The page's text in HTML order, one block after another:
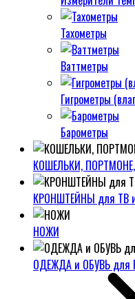
Тахометры
Ваттметры
Гигрометры
Барометры
КОШЕЛЬКИ,
КРОНШТЕЙНЫ для ТВ
НОЖИ
ОДЕЖДА и ОБУВЬ